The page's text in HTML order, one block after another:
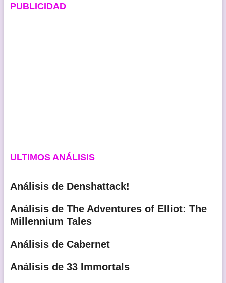
PUBLICIDAD
ULTIMOS ANÁLISIS
Análisis de Denshattack!
Análisis de The Adventures of Elliot: The
Millennium Tales
Análisis de Cabernet
Análisis de 33 Immortals